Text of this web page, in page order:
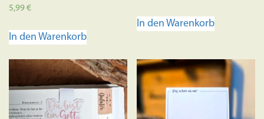
Bewertet mit
5,99€
In den Warenkorb
In den Warenkorb